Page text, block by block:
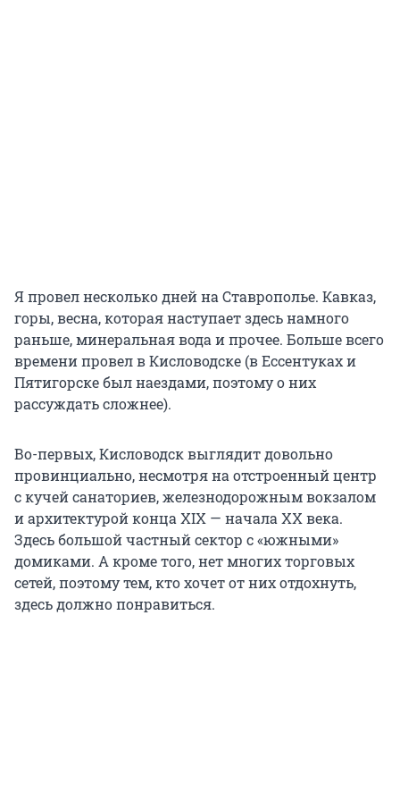
Я провел несколько дней на Ставрополье. Кавказ,
горы, весна, которая наступает здесь намного
раньше, минеральная вода и прочее. Больше всего
времени провел в Кисловодске (в Ессентуках и
Пятигорске был наездами, поэтому о них
рассуждать сложнее).
Во-первых, Кисловодск выглядит довольно
провинциально, несмотря на отстроенный центр
с кучей санаториев, железнодорожным вокзалом
и архитектурой конца XIX — началаXX века.
Здесь большой частный сектор с «южными»
домиками. А кроме того, нет многих торговых
сетей, поэтому тем, кто хочет от них отдохнуть,
здесь должно понравиться.